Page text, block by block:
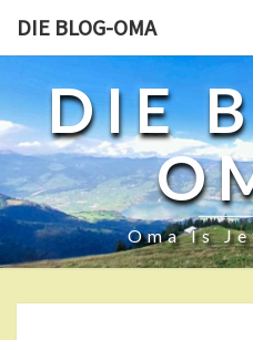
DIE BLOG-OMA
DIE
Oma Is